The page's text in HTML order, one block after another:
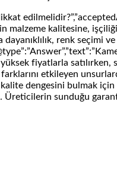
malzeme kalitesine,
renk seçimi
fiyatlarla
etkileyen
dengesini bulmak
sunduğu